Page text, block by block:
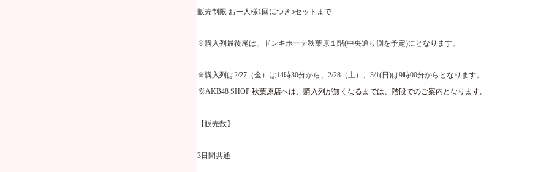
販売制限 お一人様1 回につき5セットまで
※購入列最後尾は、ドンキホーテ秋葉原１階(中央通り側を予定)にとなります。
※購入列は2/27 （金）は14時30分から、 2/28 （土）、 3/1(日)は9時00分からとなります。
※ AKB48 SHOP 秋葉原店へは、購入列が無くなるまでは、階段でのご案内となります。
【販売数】
3日間共通